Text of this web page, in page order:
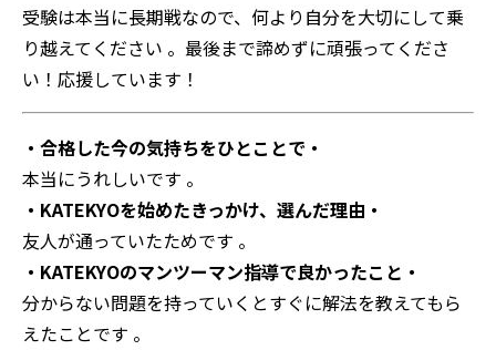
受験は本当に長期戦なので、何より自分を大切にして乗
り越えてください 。最後まで諦めずに頑張ってくださ
い！応援しています！
・合格した今の気持ちをひとことで・
本当にうれしいです 。
・KATEKYOを始めたきっかけ、選んだ理由・
友人が通っていたためです 。
・KATEKYOのマンツーマン指導で良かったこと・
分からない問題を持っていくとすぐに解法を教えてもら
えたことです 。